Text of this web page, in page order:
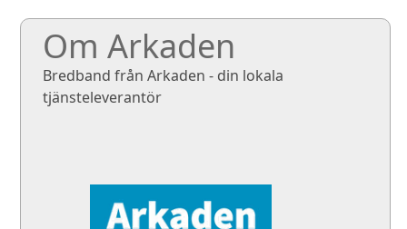
Om Arkaden
Bredband från Arkaden - din lokala
tjänsteleverantör